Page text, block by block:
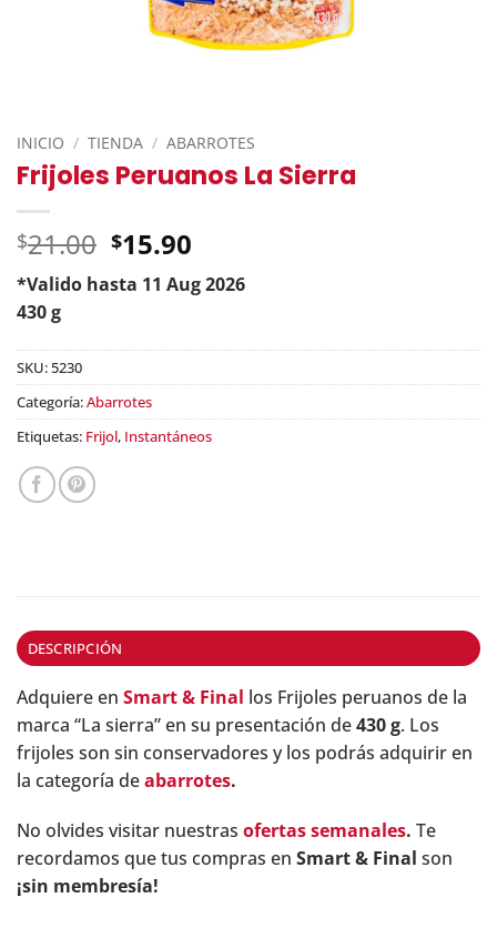
INICIO / TIENDA / ABARROTES
Frijoles Peruanos La Sierra
$21.00 Original
price
was:
$15.90
*Valido hasta 11 Aug 2026
Current
is:
$15.90.
430 g
SKU:5230
Categoría:Abarrotes
Etiquetas: Frijol, Instantáneos
DESCRIPCIÓN
Adquiere en Smart & Final los Frijoles peruanos de la
marca “La sierra” en su presentación de430 g. Los
frijoles son sin conservadores y los podrás adquirir en
la categoría deabarrotes.
No olvides visitar nuestras ofertas semanales. Te
recordamos que tus compras en Smart & Final son
¡sin membresía!